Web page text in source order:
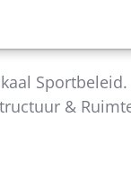
Sportbeleid.
&